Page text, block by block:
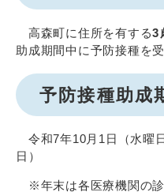
高森町に住所を有する3
助成期間中に予防接種を
予防接種助成
令和7年10月1日（水曜
日）
※年末は各医療機関の診